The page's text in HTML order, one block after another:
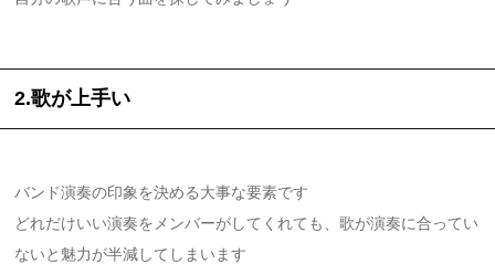
2.歌が上手い
バンド演奏の印象を決める大事な要素です
どれだけいい演奏をメンバーがしてくれても、歌が演奏に合ってい
ないと魅力が半減してしまいます